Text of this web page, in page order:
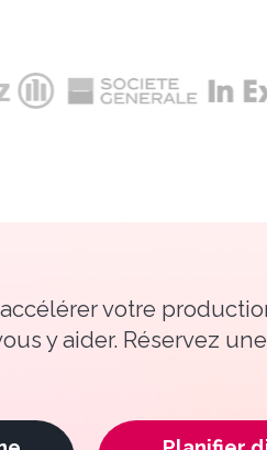
votre
y aider. Réservez